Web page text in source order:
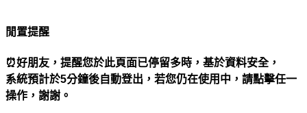
閒置提醒
⏰好朋友，提醒您於此頁面已停留多時，基於資料安全，
系統預計於5分鐘後自動登出，若您仍在使用中，請點擊任一
操作，謝謝。